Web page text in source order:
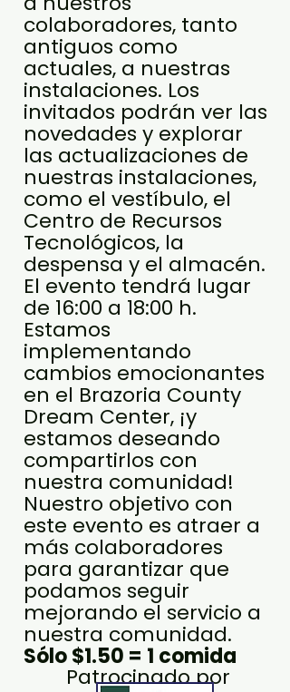
colaboradores, tanto
antiguos como
actuales, a nuestras
instalaciones. Los
invitados podrán ver las
novedades y explorar
las actualizaciones de
nuestras instalaciones,
como el vestíbulo, el
Centro de Recursos
Tecnológicos, la
despensa y el almacén.
El evento tendrá lugar
de 16:00 a 18:00 h.
Estamos
implementando
cambios emocionantes
en el Brazoria County
Dream Center, ¡y
estamos deseando
compartirlos con
nuestra comunidad!
Nuestro objetivo con
este evento es atraer a
más colaboradores
para garantizar que
podamos seguir
mejorando el servicio a
nuestra comunidad.
Sólo $1.50 = 1 comida
Patrocinado por